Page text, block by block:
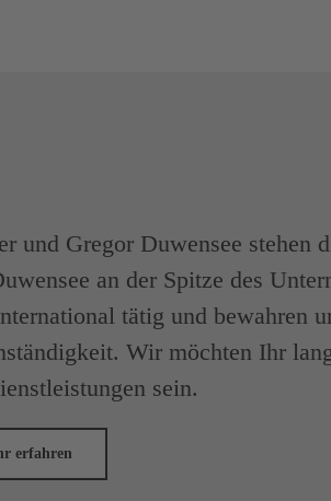
und Gregor Duwensee stehen
an der Spitze des
tätig und bewahren
Wir möchten Ihr
sein.
erfahren